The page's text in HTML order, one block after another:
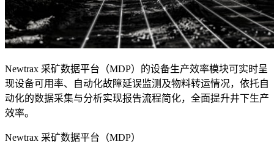
Newtrax 采矿数据平台（MDP）的设备生产效率模块可实时呈
现设备可用率、自动化故障延误监测及物料转运情况，依托自
动化的数据采集与分析实现报告流程简化，全面提升井下生产
效率。
Newtrax 采矿数据平台（MDP）